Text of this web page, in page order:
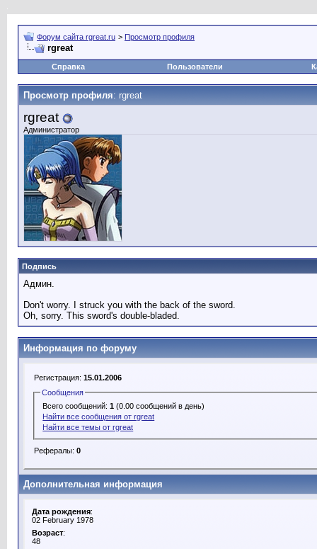
Форум сайта rgreat.ru > Просмотр профиля
rgreat
Справка Пользователи
Просмотр профиля: rgreat
rgreat
Администратор
Подпись
Админ.
Don't worry. I struck you with the back of the sword.
Oh, sorry. This sword's double-bladed.
Информация по форуму
Регистрация: 15.01.2006
Сообщения
Всего сообщений:1 (0.00 сообщений в день)
Найти все сообщения от rgreat
Найти все темы от rgreat
Рефералы: 0
Дополнительная информация
Дата рождения:
02 February 1978
Возраст:
48